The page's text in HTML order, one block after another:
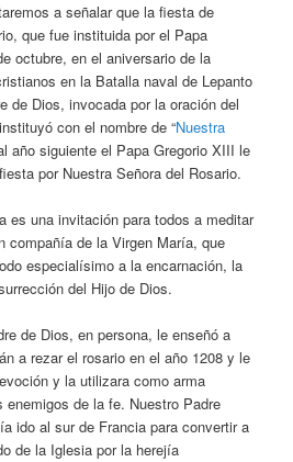
a señalar que la fiesta de
que fue instituida por el Papa
octubre, en el aniversario de la
en la Batalla naval de Lepanto
de Dios, invocada por la oración del
con el nombre de “Nuestra
año siguiente el Papa Gregorio XIII le
por Nuestra Señora del Rosario.
es una invitación para todos a meditar
compañía de la Virgen María, que
especialísimo a la encarnación, la
del Hijo de Dios.
de Dios, en persona, le enseñó a
a rezar el rosario en el año 1208 y le
y la utilizara como arma
enemigos de la fe. Nuestro Padre
ido al sur de Francia para convertir a
de la Iglesia por la herejía